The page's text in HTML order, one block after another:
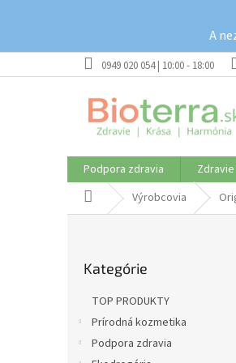
A
0949 020 054 | 10:00 - 18:00
Podpora zdravia
DomovVýrobcovia
kategórie
Kategórie
TOP PRODUKTY
Prírodná kozmetika
Podpora zdravia